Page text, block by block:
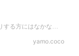
する方にはなかな…
yamo.coco